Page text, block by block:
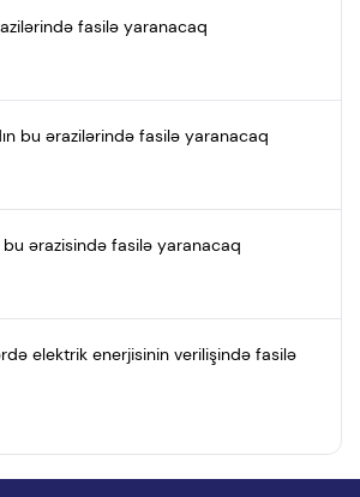
fasilə yaranacaq
bu ərazilərində fasilə yaranacaq
bu ərazisində fasilə yaranacaq
elektrik enerjisinin verilişində fasilə